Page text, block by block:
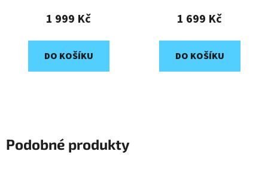
1 999 Kč
DO KOŠÍKU
1 699 Kč
DO KOŠÍKU
Podobné produkty